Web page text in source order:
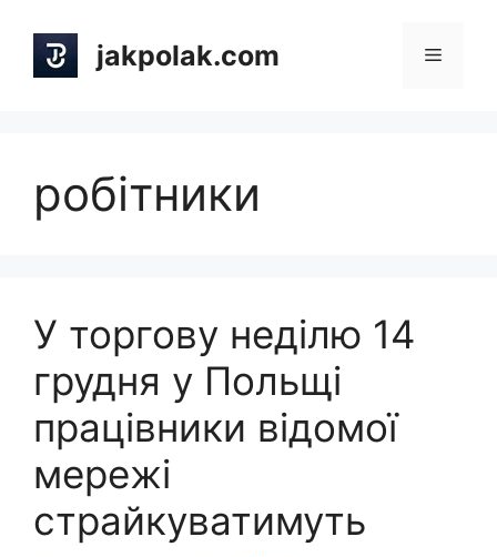
content
jakpolak.com Menu
робітники
У торгову неділю 14
грудня у Польщі
працівники відомої
мережі
страйкуватимуть